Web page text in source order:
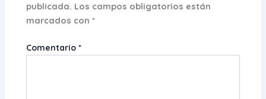
publicada. Los campos obligatorios están
marcados con*
Comentario*